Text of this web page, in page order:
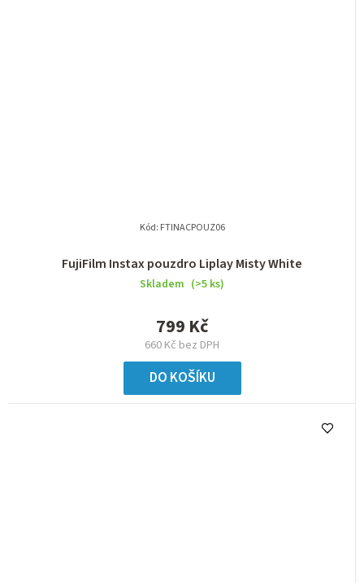
FujiFilm Instax pouzdro Liplay Misty White
Skladem (>5 ks)
660 Kč bez DPH
799 Kč
DO KOŠÍKU
Kód: FTINACPOUZ06